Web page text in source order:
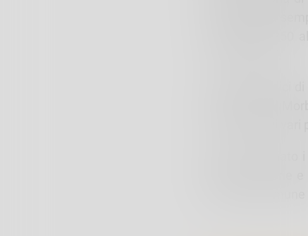
coinvolge da
stati iscritti 350
A far da giudici
Romegialli di
cimentati sui vari
Hanno
attività motorie
sport del